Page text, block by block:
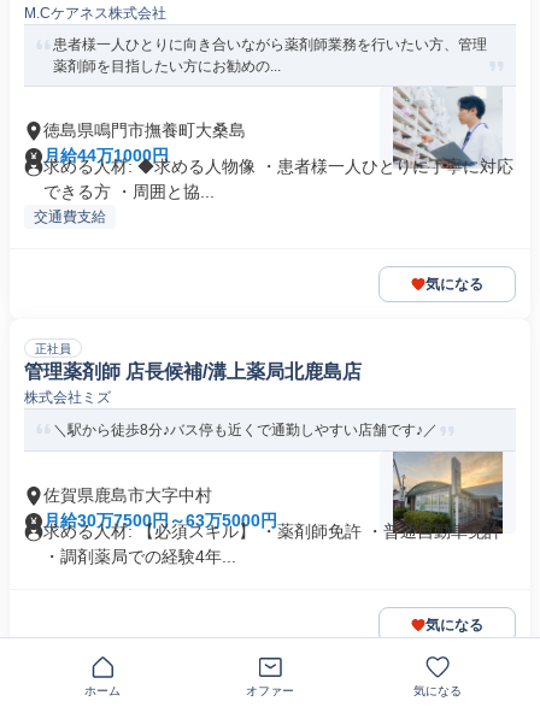
M.Cケアネス株式会社
患者様一人ひとりに向き合いながら薬剤師業務を行いたい方、管理
薬剤師を目指したい方にお勧めの...
徳島県鳴門市撫養町大桑島
月給44万1000円
求める人材: ◆求める人物像 ・患者様一人ひとりに丁寧に対応
できる方 ・周囲と協...
交通費支給
気になる
正社員
管理薬剤師 店長候補/溝上薬局北鹿島店
株式会社ミズ
＼駅から徒歩8分♪バス停も近くで通勤しやすい店舗です♪／
佐賀県鹿島市大字中村
月給30万7500円～63万5000円
求める人材: 【必須スキル】 ・薬剤師免許 ・普通自動車免許
・調剤薬局での経験4年...
気になる
ホーム オファー 気になる